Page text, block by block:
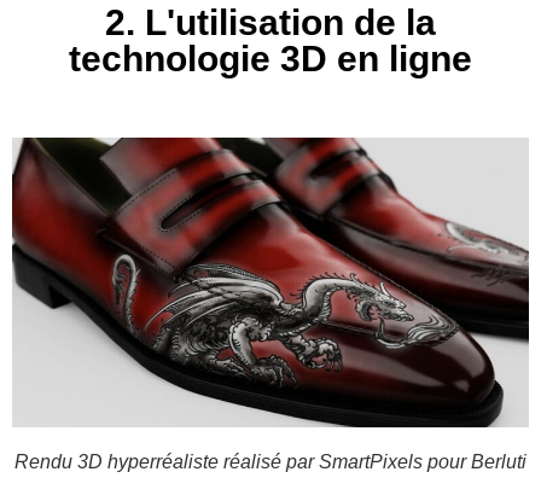
2. L'utilisation de la
technologie 3D en ligne
Rendu 3D hyperréaliste réalisé par SmartPixels pour Berluti